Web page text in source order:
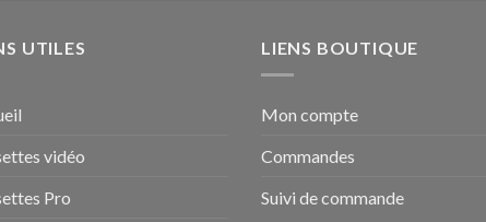
UTILES
vidéo
Pro
LIENS BOUTIQUE
Mon compte
Commandes
Suivi de commande